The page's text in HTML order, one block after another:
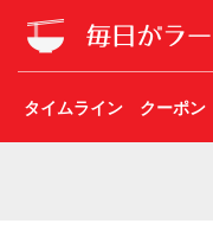
タイムライン クーポン